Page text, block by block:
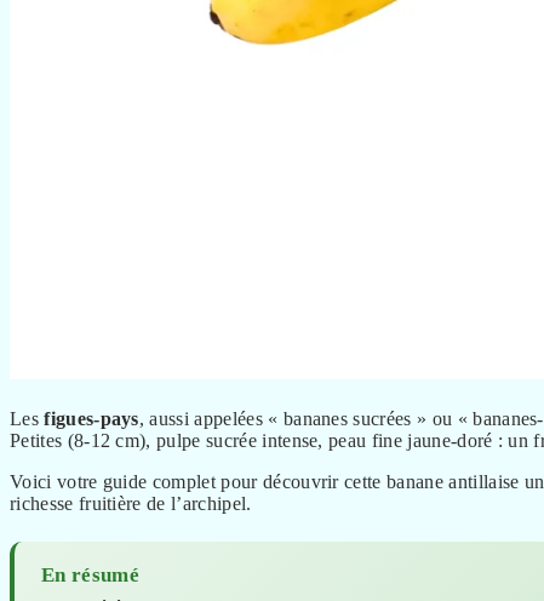
Lesfigues-pays, aussi appelées « bananes sucrées » ou «
Petites (8-12 cm), pulpe sucrée intense, peau fine jaune-doré :
Voici votre guide complet pour découvrir cette banane antillaise
richesse fruitière de l’archipel.
En résumé